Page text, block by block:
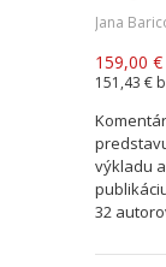
Jana
159,00 €
151,43 €
výkladu
32